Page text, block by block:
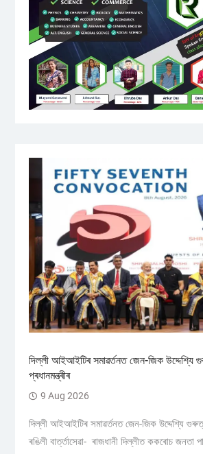
দিল্লী আইআইটিৰ সমাৱৰ্তনত জেন-জিক উদ্দেশ্যি
প্ৰধানমন্ত্ৰীৰ
9 Aug 2026
দিল্লী আইআইটিৰ সমাৱৰ্তনত জেন-জিক উদ্দেশ্যি
ৰঙিলী বাৰ্ত্তাসেৱা- ৰাজধানী দিল্লীত ককৰোচ জনতা